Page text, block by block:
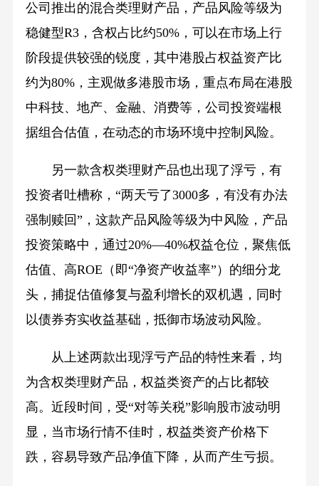
公司推出的混合类理财产品，产品风险等级为
稳健型R3，含权占比约50%，可以在市场上行
阶段提供较强的锐度，其中港股占权益资产比
约为80%，主观做多港股市场，重点布局在港股
中科技、地产、金融、消费等，公司投资端根
据组合估值，在动态的市场环境中控制风险。
另一款含权类理财产品也出现了浮亏，有
投资者吐槽称，“两天亏了3000多，有没有办法
强制赎回”，这款产品风险等级为中风险，产品
投资策略中，通过20%—40%权益仓位，聚焦低
估值、高ROE（即“净资产收益率”）的细分龙
头，捕捉估值修复与盈利增长的双机遇，同时
以债券夯实收益基础，抵御市场波动风险。
从上述两款出现浮亏产品的特性来看，均
为含权类理财产品，权益类资产的占比都较
高。近段时间，受“对等关税”影响股市波动明
显，当市场行情不佳时，权益类资产价格下
跌，容易导致产品净值下降，从而产生亏损。